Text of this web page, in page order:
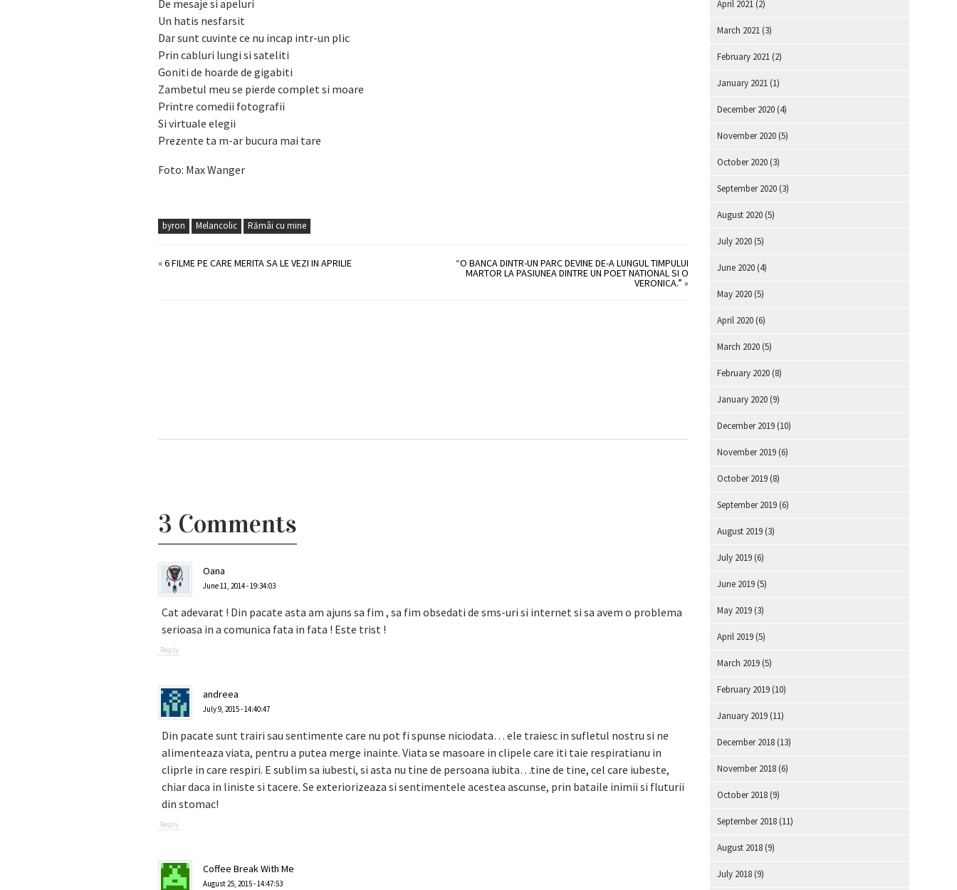
De mesaje si apeluri
Un hatis nesfarsit
Dar sunt cuvinte ce nu incap intr-un plic
Prin cabluri lungi si sateliti
Goniti de hoarde de gigabiti
Zambetul meu se pierde complet si moare
Printre comedii fotografii
Si virtuale elegii
Prezente ta m-ar bucura mai tare
Foto: Max Wanger
byron Melancolic Rămâi cu mine
«6 FILME PE CARE MERITA SA LE VEZI IN APRILIE “O BANCA DINTR-UN PARC DEVINE DE-A LUNGUL TIMPULUI
MARTOR LA PASIUNEA DINTRE UN POET NATIONAL SI O
VERONICA.” »
3 Comments
Oana
June 11, 2014 - 19:34:03
Cat adevarat ! Din pacate asta am ajuns sa fim , sa fim obsedati de sms-uri si internet si sa avem o problema
serioasa in a comunica fata in fata ! Este trist !
Reply
andreea
July 9, 2015 - 14:40:47
Din pacate sunt trairi sau sentimente care nu pot fi spunse niciodata… ele traiesc in sufletul nostru si ne
alimenteaza viata, pentru a putea merge inainte. Viata se masoare in clipele care iti taie respiratianu in
cliprle in care respiri. E sublim sa iubesti, si asta nu tine de persoana iubita…tine de tine, cel care iubeste,
chiar daca in liniste si tacere. Se exteriorizeaza si sentimentele acestea ascunse, prin bataile inimii si fluturii
din stomac!
Reply
Coffee Break With Me
August 25, 2015 - 14:47:53
April 2021 (2)
March 2021 (3)
February 2021 (2)
January 2021 (1)
December 2020 (4)
November 2020 (5)
October 2020 (3)
September 2020 (3)
August 2020 (5)
July 2020 (5)
June 2020 (4)
May 2020 (5)
April 2020 (6)
March 2020 (5)
February 2020 (8)
January 2020 (9)
December 2019 (10)
November 2019 (6)
October 2019 (8)
September 2019 (6)
August 2019 (3)
July 2019 (6)
June 2019 (5)
May 2019 (3)
April 2019 (5)
March 2019 (5)
February 2019 (10)
January 2019 (11)
December 2018 (13)
November 2018 (6)
October 2018 (9)
September 2018 (11)
August 2018 (9)
July 2018 (9)